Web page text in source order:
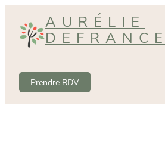
contenu
AURÉLIE
DEFRANCE
Prendre RDV